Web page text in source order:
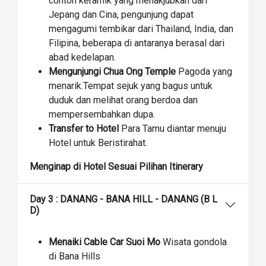
Jepang dan Cina, pengunjung dapat
mengagumi tembikar dari Thailand, India, dan
Filipina, beberapa di antaranya berasal dari
abad kedelapan.
Mengunjungi Chua Ong Temple Pagoda yang
menarik.Tempat sejuk yang bagus untuk
duduk dan melihat orang berdoa dan
mempersembahkan dupa.
Transfer to Hotel Para Tamu diantar menuju
Hotel untuk Beristirahat.
Menginap di Hotel Sesuai Pilihan Itinerary
Day 3 : DANANG - BANA HILL - DANANG (B L
D)
Menaiki Cable Car Suoi Mo Wisata gondola
di Bana Hills